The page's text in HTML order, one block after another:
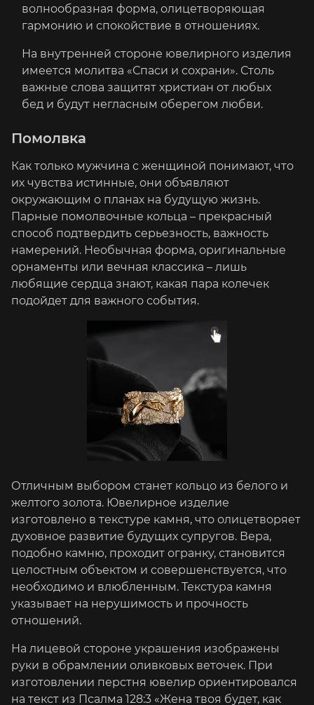
волнообразная форма, олицетворяющая
гармонию и спокойствие в отношениях.
На внутренней стороне ювелирного изделия
имеется молитва «Спаси и сохрани». Столь
важные слова защитят христиан от любых
бед и будут негласным оберегом любви.
Помолвка
Как только мужчина с женщиной понимают, что
их чувства истинные, они объявляют
окружающим о планах на будущую жизнь.
Парные помолвочные кольца – прекрасный
способ подтвердить серьезность, важность
намерений. Необычная форма, оригинальные
орнаменты или вечная классика – лишь
любящие сердца знают, какая пара колечек
подойдет для важного события.
Отличным выбором станет кольцо из белого и
желтого золота. Ювелирное изделие
изготовлено в текстуре камня, что олицетворяет
духовное развитие будущих супругов. Вера,
подобно камню, проходит огранку, становится
целостным объектом и совершенствуется, что
необходимо и влюбленным. Текстура камня
указывает на нерушимость и прочность
отношений.
На лицевой стороне украшения изображены
руки в обрамлении оливковых веточек. При
изготовлении перстня ювелир ориентировался
на текст из Псалма 128:3 «Жена твоя будет, как